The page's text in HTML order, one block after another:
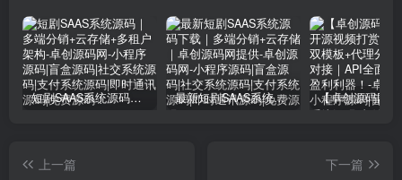
短剧SAAS系统源码｜多端分销+云存储+多租户架构 最新短剧SAAS系统源码下载｜多端分销+云存储｜卓创源码网提供
上一篇
下一篇